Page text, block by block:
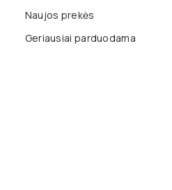
Naujos prekės
Geriausiai parduodama